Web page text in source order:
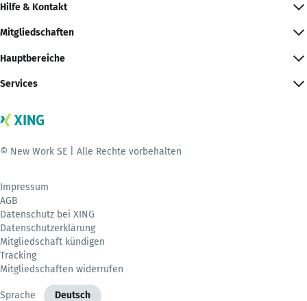
Hilfe & Kontakt
Mitgliedschaften
Hauptbereiche
Services
© New Work SE | Alle Rechte vorbehalten
Impressum
AGB
Datenschutz bei XING
Datenschutzerklärung
Mitgliedschaft kündigen
Tracking
Mitgliedschaften widerrufen
Sprache Deutsch